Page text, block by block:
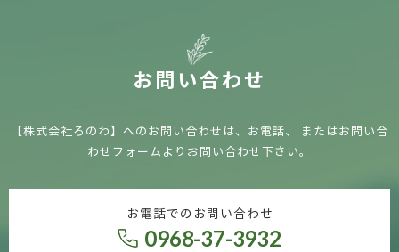
お問い合わせ
【株式会社ろのわ】へのお問い合わせは、お電話、
またはお問い合
わせフォームよりお問い合わせ下さい。
お電話でのお問い合わせ
0968-37-3932